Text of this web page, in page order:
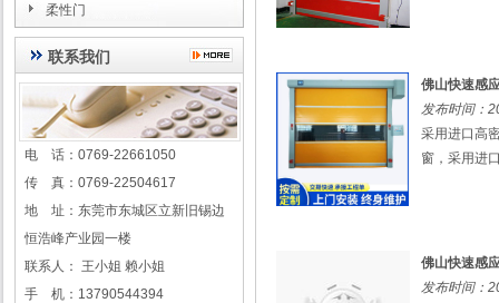
柔性门
联系我们
电 话：0769-22661050
传 真：0769-22504617
地 址：东莞市东城区立新旧锡边
恒浩峰产业园一楼
联系人： 王小姐 赖小姐
手 机：13790544394
佛山快速感
发布时间：
采用进口高
窗，采用进
佛山快速感
发布时间：